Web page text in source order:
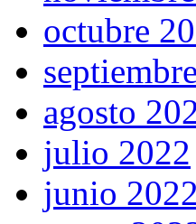
octubre
agosto
julio 2022
junio 2022